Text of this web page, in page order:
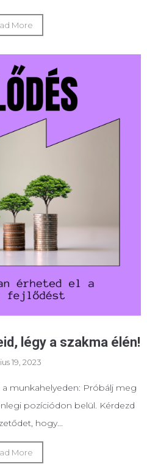
More
légy a szakma élén!
19, 2023
munkahelyeden: Próbálj meg
pozíciódon belül. Kérdezd
hogy...
More